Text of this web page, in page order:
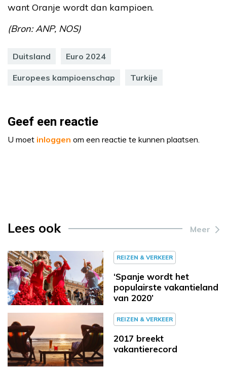
want Oranje wordt dan kampioen.
(Bron: ANP, NOS)
Duitsland Euro 2024
Europees kampioenschap Turkije
Geef een reactie
U moet inloggen om een reactie te kunnen plaatsen.
Lees ook Meer
REIZEN & VERKEER
‘Spanje wordt het
populairste vakantieland
van 2020’
REIZEN & VERKEER
2017 breekt
vakantierecord